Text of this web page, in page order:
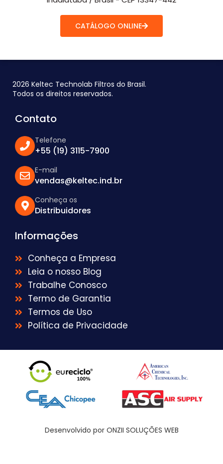
CATÁLOGO ONLINE
2026 Keltec Technolab Filtros do Brasil.
Todos os direitos reservados.
Contato
Telefone
+55 (19) 3115-7900
E-mail
vendas@keltec.ind.br
Conheça os
Distribuidores
Informações
Conheça a Empresa
Leia o nosso Blog
Trabalhe Conosco
Termo de Garantia
Termos de Uso
Política de Privacidade
Desenvolvido por ONZII SOLUÇÕES WEB